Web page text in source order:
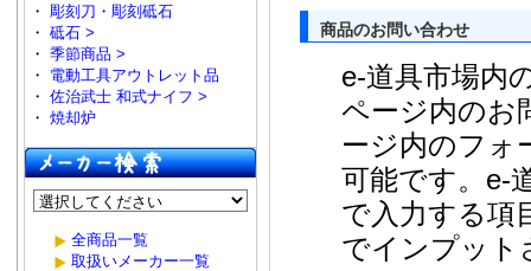
・ 彫刻刀・彫刻砥石
・ 砥石 >
・ 季節商品 >
・ 電動工具アウトレット品
・ 佐治武士 和式ナイフ >
・ 焼却炉
全商品一覧
取扱いメーカー一覧
商品のお問い合わせ
e-道具市場内
ページ内のお
ージ内のフォ
可能です。e-
で入力する項
でインプット